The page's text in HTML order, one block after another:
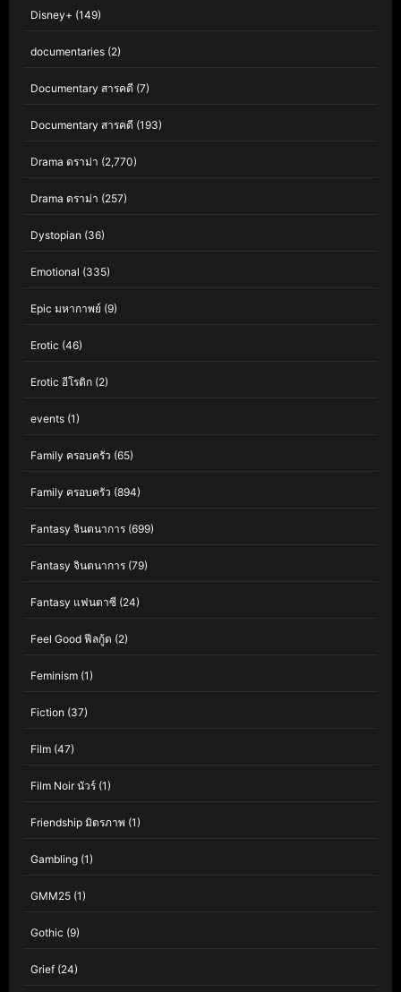
Disney+ (149)
documentaries (2)
Documentary สารคดี (7)
Documentary สารคดี (193)
Drama ดราม่า (2,770)
Drama ดราม่า (257)
Dystopian (36)
Emotional (335)
Epic มหากาพย์ (9)
Erotic (46)
Erotic อีโรติก (2)
events (1)
Family ครอบครัว (65)
Family ครอบครัว (894)
Fantasy จินตนาการ (699)
Fantasy จินตนาการ (79)
Fantasy แฟนตาซี (24)
Feel Good ฟีลกู้ด (2)
Feminism (1)
Fiction (37)
Film (47)
Film Noir นัวร์ (1)
Friendship มิตรภาพ (1)
Gambling (1)
GMM25 (1)
Gothic (9)
Grief (24)